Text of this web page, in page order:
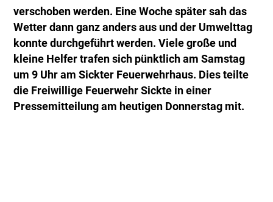
verschoben werden. Eine Woche später sah das
Wetter dann ganz anders aus und der Umwelttag
konnte durchgeführt werden. Viele große und
kleine Helfer trafen sich pünktlich am Samstag
um 9 Uhr am Sickter Feuerwehrhaus. Dies teilte
die Freiwillige Feuerwehr Sickte in einer
Pressemitteilung am heutigen Donnerstag mit.